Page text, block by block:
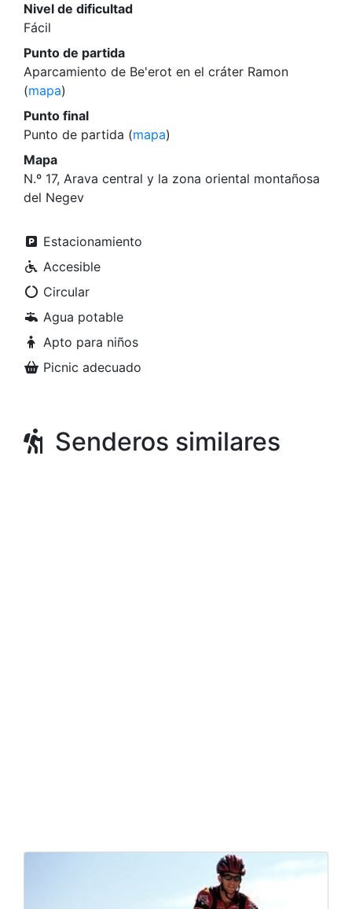
Nivel de dificultad
Fácil
Punto de partida
Aparcamiento de Be'erot en el cráter Ramon
(mapa)
Punto final
Punto de partida (mapa)
Mapa
N.º 17, Arava central y la zona oriental montañosa
del Negev
Estacionamiento
Accesible
Circular
Agua potable
Apto para niños
Picnic adecuado
Senderos similares